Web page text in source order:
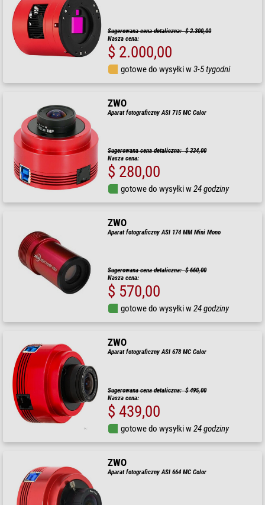
Sugerowana cena detaliczna: $ 2.300,00
Nasza cena:
$ 2.000,00
gotowe do wysyłki w3-5 tygodni
ZWO
Aparat fotograficzny ASI 715 MC Color
Sugerowana cena detaliczna: $ 334,00
Nasza cena:
$ 280,00
gotowe do wysyłki w24 godziny
ZWO
Aparat fotograficzny ASI 174 MM Mini Mono
Sugerowana cena detaliczna: $ 660,00
Nasza cena:
$ 570,00
gotowe do wysyłki w24 godziny
ZWO
Aparat fotograficzny ASI 678 MC Color
Sugerowana cena detaliczna: $ 495,00
Nasza cena:
$ 439,00
gotowe do wysyłki w24 godziny
ZWO
Aparat fotograficzny ASI 664 MC Color